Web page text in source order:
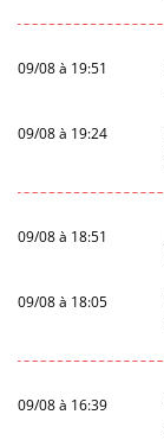
09/08 à 19:51
09/08 à 19:24
09/08 à 18:51
09/08 à 18:05
09/08 à 16:39